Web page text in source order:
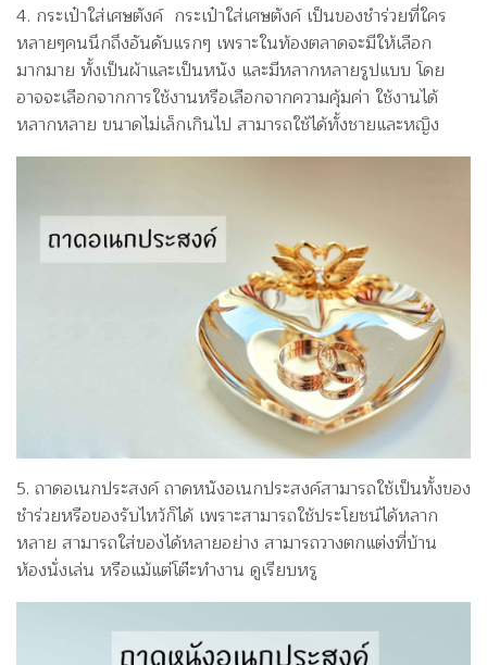
4. กระเป๋าใส่เศษตังค์ กระเป๋าใส่เศษตังค์ เป็นของชำร่วยที่ใคร
หลายๆคนนึกถึงอันดับแรกๆ เพราะในท้องตลาดจะมีให้เลือก
มากมาย ทั้งเป็นผ้าและเป็นหนัง และมีหลากหลายรูปแบบ โดย
อาจจะเลือกจากการใช้งานหรือเลือกจากความคุ้มค่า ใช้งานได้
หลากหลาย ขนาดไม่เล็กเกินไป สามารถใช้ได้ทั้งชายและหญิง
5. ถาดอเนกประสงค์ ถาดหนังอเนกประสงค์สามารถใช้เป็นทั้งของ
ชำร่วยหรือของรับไหว้ก็ได้ เพราะสามารถใช้ประโยชน์ได้หลาก
หลาย สามารถใส่ของได้หลายอย่าง สามารถวางตกแต่งที่บ้าน
ห้องนั่งเล่น หรือแม้แต่โต๊ะทำงาน ดูเรียบหรู